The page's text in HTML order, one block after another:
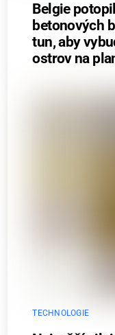
Belgie
betonových
tun, aby
ostrov na
TECHNOLOGIE